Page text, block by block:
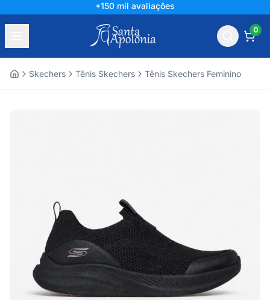
+150 mil avaliações
0
Skechers Tênis Skechers Tênis Skechers Feminino